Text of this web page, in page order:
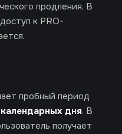
продления. В
к PRO-
пробный период
дня. В
получает